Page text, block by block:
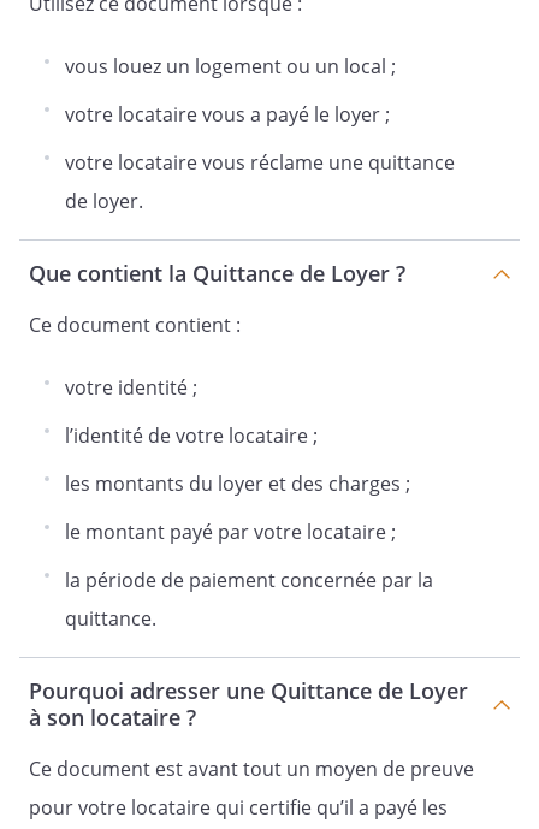
vous louez un logement ou un local ;
votre locataire vous a payé le loyer ;
votre locataire vous réclame une quittance
de loyer.
Que contient la Quittance de Loyer ?
Ce document contient :
votre identité ;
l’identité de votre locataire ;
les montants du loyer et des charges ;
le montant payé par votre locataire ;
la période de paiement concernée par la
quittance.
Pourquoi adresser une Quittance de Loyer
à son locataire ?
Ce document est avant tout un moyen de preuve
pour votre locataire qui certifie qu’il a payé les